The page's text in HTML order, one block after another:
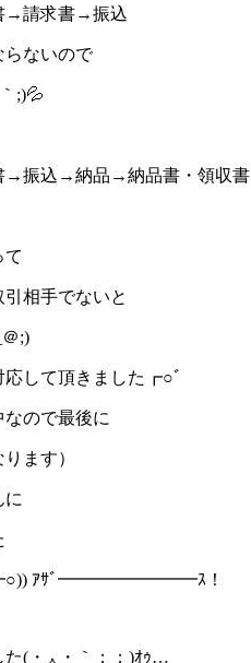
→請求書→振込
らないので
;)💦
→振込→納品→納品書・領収書
て
相手でないと
;)
応して頂きました┏○ﾞ
なので最後に
ます）
に
┏○)) ｱｻﾞ━━━━━━━━ｽ！
(・◞◟・｀；；)ｵｩ…